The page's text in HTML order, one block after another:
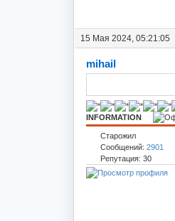
15 Мая 2024, 05:21:05
mihail
INFORMATION
Старожил
Сообщений: 2901
Репутация: 30